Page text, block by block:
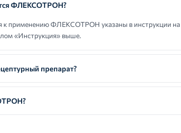
ФЛЕКСОТРОН?
к применению ФЛЕКСОТРОН указаны в инструкции на
«Инструкция» выше.
препарат?